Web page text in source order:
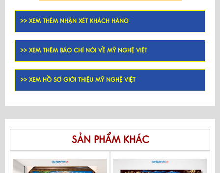
>> XEM THÊM NHẬN XÉT KHÁCH HÀNG
>> XEM THÊM BÁO CHÍ NÓI VỀ MỸ NGHỆ VIỆT
>> XEM HỒ SƠ GIỚI THIỆU MỸ NGHỆ VIỆT
SẢN PHẨM KHÁC